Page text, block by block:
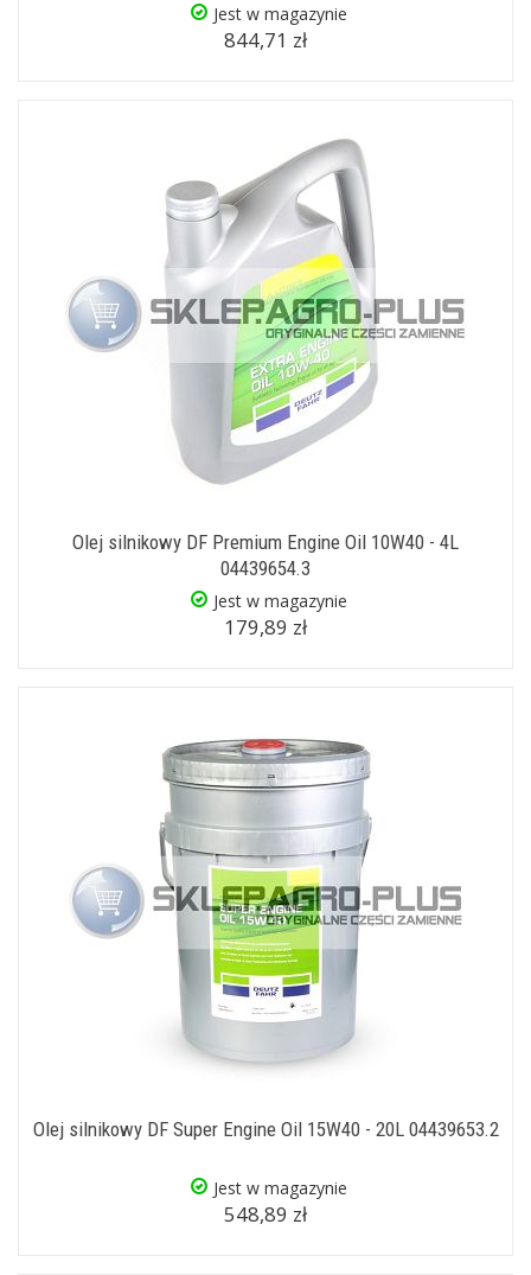
Jest w magazynie
844,71 zł
Olej silnikowy DF Premium Engine Oil 10W40 - 4L
04439654.3
Jest w magazynie
179,89 zł
Olej silnikowy DF Super Engine Oil 15W40 - 20L 04439653.2
Jest w magazynie
548,89 zł